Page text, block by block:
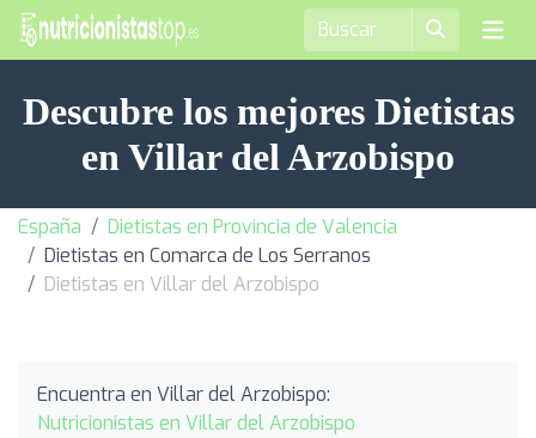
Descubre los mejores Dietistas
en Villar del Arzobispo
España
Dietistas en Provincia de Valencia
Dietistas en Comarca de Los Serranos
Dietistas en Villar del Arzobispo
Encuentra en Villar del Arzobispo:
Nutricionistas en Villar del Arzobispo